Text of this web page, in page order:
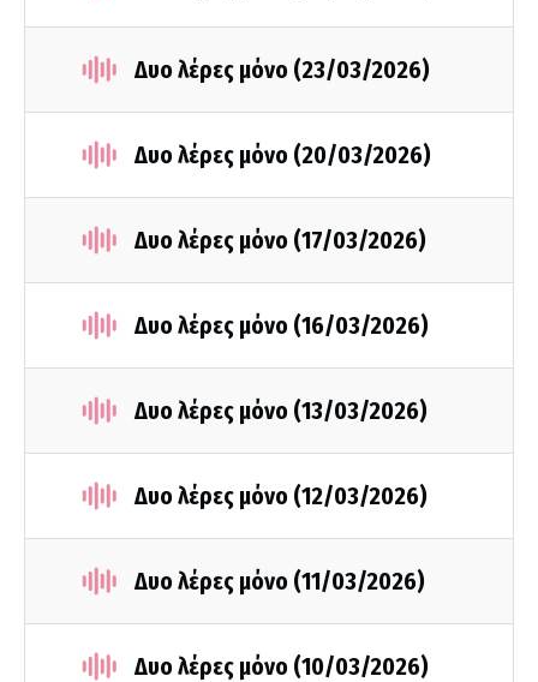
Δυο λέρες μόνο (23/03/2026)
Δυο λέρες μόνο (20/03/2026)
Δυο λέρες μόνο (17/03/2026)
Δυο λέρες μόνο (16/03/2026)
Δυο λέρες μόνο (13/03/2026)
Δυο λέρες μόνο (12/03/2026)
Δυο λέρες μόνο (11/03/2026)
Δυο λέρες μόνο (10/03/2026)